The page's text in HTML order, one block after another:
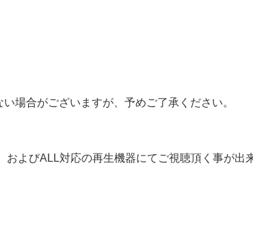
場合がございますが、予めご了承ください。
およびALL対応の再生機器にてご視聴頂く事が出